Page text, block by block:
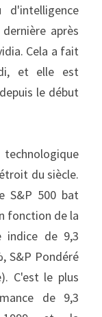
après
Cela a fait
et elle est
le début
du siècle.
S&P 500 bat
fonction de la
indice de 9,3
S&P Pondéré
C'est le plus
de 9,3